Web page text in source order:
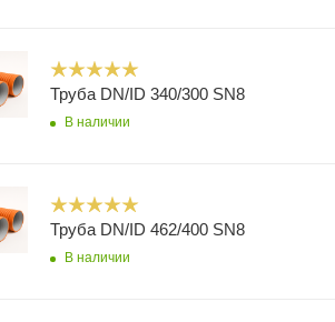
Труба DN/ID 340/300 SN8
В наличии
Труба DN/ID 462/400 SN8
В наличии